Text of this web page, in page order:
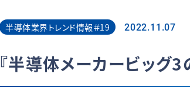
半導体業界トレンド情報＃19 2022.11.07
『半導体メーカービッグ3